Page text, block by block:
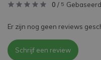
0 / 5
Er zijn nog geen reviews
Schrijf een review